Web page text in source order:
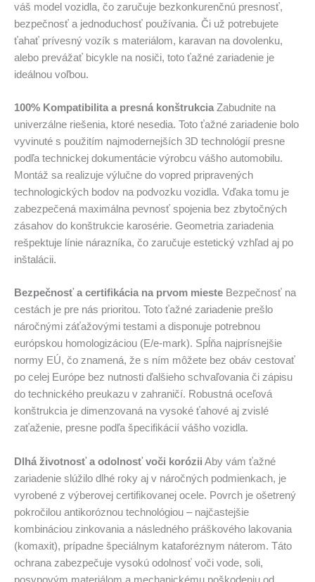
váš model vozidla, čo zaručuje bezkonkurenčnú presnosť,
bezpečnosť a jednoduchosť používania. Či už potrebujete
ťahať prívesný vozík s materiálom, karavan na dovolenku,
alebo prevážať bicykle na nosiči, toto ťažné zariadenie je
ideálnou voľbou.
100% Kompatibilita a presná konštrukcia Zabudnite na
univerzálne riešenia, ktoré nesedia. Toto ťažné zariadenie bolo
vyvinuté s použitím najmodernejších 3D technológií presne
podľa technickej dokumentácie výrobcu vášho automobilu.
Montáž sa realizuje výlučne do vopred pripravených
technologických bodov na podvozku vozidla. Vďaka tomu je
zabezpečená maximálna pevnosť spojenia bez zbytočných
zásahov do konštrukcie karosérie. Geometria zariadenia
rešpektuje línie nárazníka, čo zaručuje estetický vzhľad aj po
inštalácii.
Bezpečnosť a certifikácia na prvom mieste Bezpečnosť na
cestách je pre nás prioritou. Toto ťažné zariadenie prešlo
náročnými záťažovými testami a disponuje potrebnou
európskou homologizáciou (E/e-mark). Spĺňa najprísnejšie
normy EÚ, čo znamená, že s ním môžete bez obáv cestovať
po celej Európe bez nutnosti ďalšieho schvaľovania či zápisu
do technického preukazu v zahraničí. Robustná oceľová
konštrukcia je dimenzovaná na vysoké ťahové aj zvislé
zaťaženie, presne podľa špecifikácií vášho vozidla.
Dlhá životnosť a odolnosť voči korózii Aby vám ťažné
zariadenie slúžilo dlhé roky aj v náročných podmienkach, je
vyrobené z výberovej certifikovanej ocele. Povrch je ošetrený
pokročilou antikoróznou technológiou – najčastejšie
kombináciou zinkovania a následného práškového lakovania
(komaxit), prípadne špeciálnym kataforéznym náterom. Táto
ochrana zabezpečuje vysokú odolnosť voči vode, soli,
posypovým materiálom a mechanickému poškodeniu od